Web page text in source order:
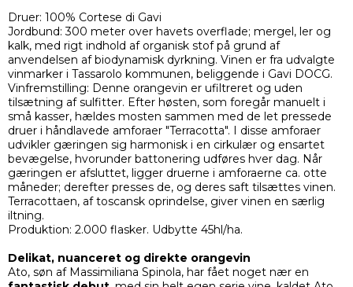
Druer: 100% Cortese di Gavi
Jordbund: 300 meter over havets overflade; mergel, ler og
kalk, med rigt indhold af organisk stof på grund af
anvendelsen af biodynamisk dyrkning. Vinen er fra udvalgte
vinmarker i Tassarolo kommunen, beliggende i Gavi DOCG.
Vinfremstilling: Denne orangevin er ufiltreret og uden
tilsætning af sulfitter. Efter høsten, som foregår manuelt i
små kasser, hældes mosten sammen med de let pressede
druer i håndlavede amforaer "Terracotta". I disse amforaer
udvikler gæringen sig harmonisk i en cirkulær og ensartet
bevægelse, hvorunder battonering udføres hver dag. Når
gæringen er afsluttet, ligger druerne i amforaerne ca. otte
måneder; derefter presses de, og deres saft tilsættes vinen.
Terracottaen, af toscansk oprindelse, giver vinen en særlig
iltning.
Produktion: 2.000 flasker. Udbytte 45hl/ha.
Delikat, nuanceret og direkte orangevin
Ato, søn af Massimiliana Spinola, har fået noget nær en